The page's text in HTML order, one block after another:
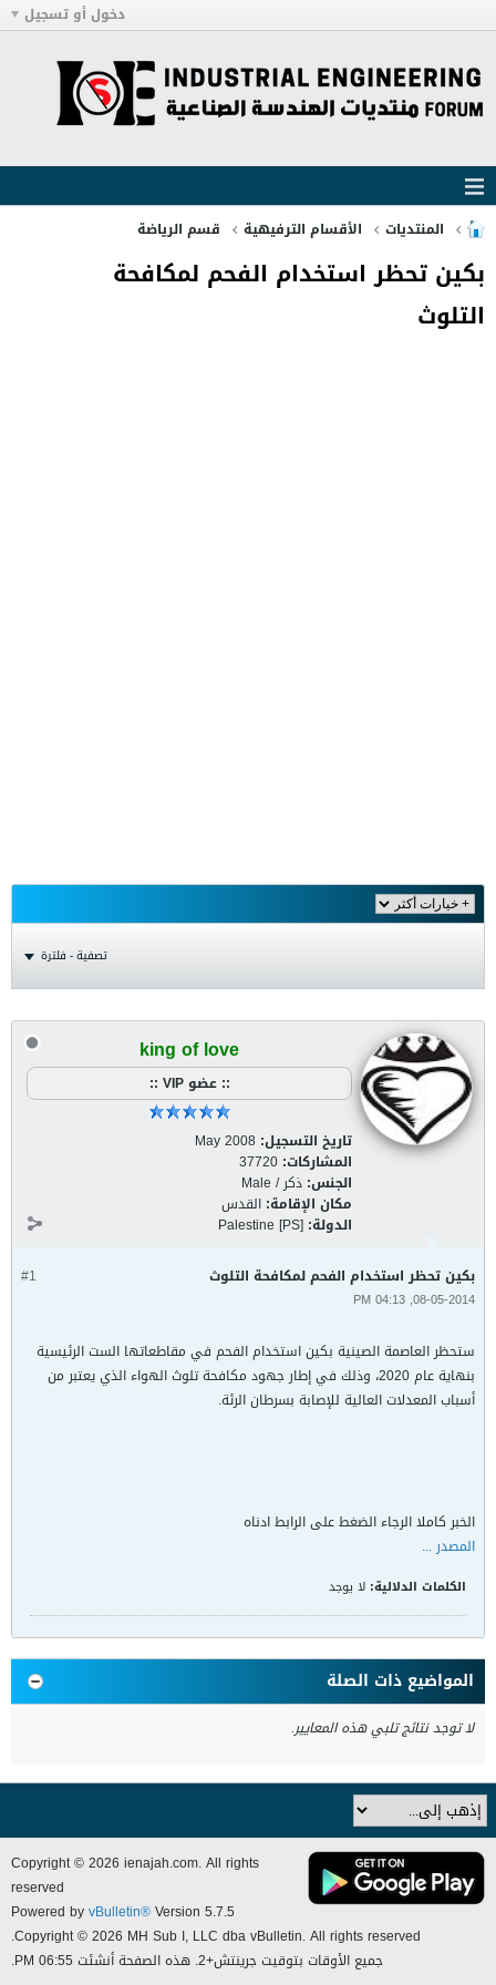
دخول أو تسجيل
المنتديات الأقسام الترفيهية قسم الرياضة
بكين تحظر استخدام الفحم لمكافحة
التلوث
تصفية - فلترة
king of love
:: عضو VIP ::
تاريخ التسجيل: May 2008
المشاركات: 37720
الجنس: ذكر / Male
مكان الإقامة: القدس
الدولة: Palestine [PS]
#1 بكين تحظر استخدام الفحم لمكافحة التلوث
08-05-2014, 04:13 PM
ستحظر العاصمة الصينية بكين استخدام الفحم في مقاطعاتها الست الرئيسية
بنهاية عام 2020، وذلك في إطار جهود مكافحة تلوث الهواء الذي يعتبر من
أسباب المعدلات العالية للإصابة بسرطان الرئة.
الخبر كاملا الرجاء الضغط على الرابط ادناه
المصدر ...
الكلمات الدلالية: لا يوجد
المواضيع ذات الصلة
لا توجد نتائج تلبي هذه المعايير.
Copyright © 2026 ienajah.com. All rights
reserved
Powered byvBulletin®Version 5.7.5
Copyright © 2026 MH Sub I, LLC dba vBulletin. All rights reserved.
جميع الأوقات بتوقيت جرينتش+2. هذه الصفحة أنشئت 06:55 PM.